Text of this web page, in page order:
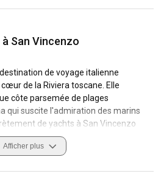
San Vincenzo
de voyage italienne
de la Riviera toscane. Elle
côte parsemée de plages
qui suscite l'admiration des marins
de yachts à San Vincenzo
de découvrir des joyaux
Tyrrhénienne et propose un
aventurier novice, vous êtes sûr de
Afficher plus